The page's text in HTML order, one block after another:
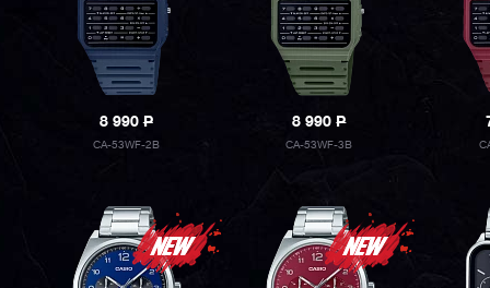
8 990P
CA-53WF-2B
8 990P
CA-53WF-3B